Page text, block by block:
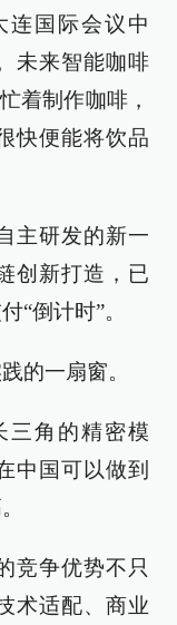
连国际会议中
未来智能咖啡
着制作咖啡，
快便能将饮品
主研发的新一
创新打造，已
“倒计时”。
的一扇窗。
三角的精密模
中国可以做到
竞争优势不只
术适配、商业